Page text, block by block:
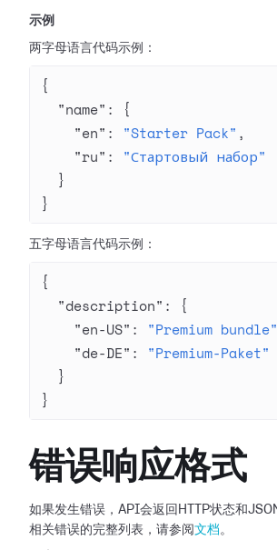
示例
两字母语言代码示例：
{
  "name"
: {
    "en"
: "Starter Pack" ,
    "ru"
: "Стартовый набор"
  }
}
五字母语言代码示例：
{
  "description"
: {
    "en-US"
: "Premium bundle"
    "de-DE"
: "Premium-Paket"
  }
}
错误响应格式
如果发生错误，API会返回HTTP状态和
相关错误的完整列表，请参阅 文档。